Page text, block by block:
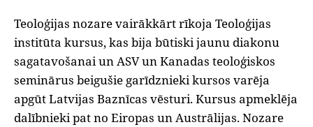
‌Teoloģijas nozare vairākkārt rīkoja Teoloģijas
institūta kursus, kas bija būtiski jaunu diakonu
sagatavošanai un ASV un Kanadas teoloģiskos
seminārus beigušie garīdznieki kursos varēja
apgūt Latvijas Baznīcas vēsturi. Kursus apmeklēja
dalībnieki pat no Eiropas un Austrālijas. Nozare